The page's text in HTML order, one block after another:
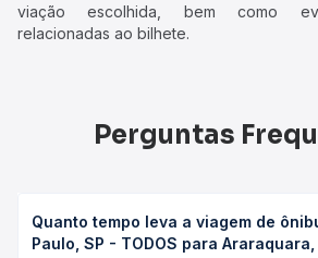
viação escolhida, bem como
relacionadas ao bilhete.
Perguntas
Quanto tempo leva a viagem de
Paulo, SP - TODOS para Araraquara,